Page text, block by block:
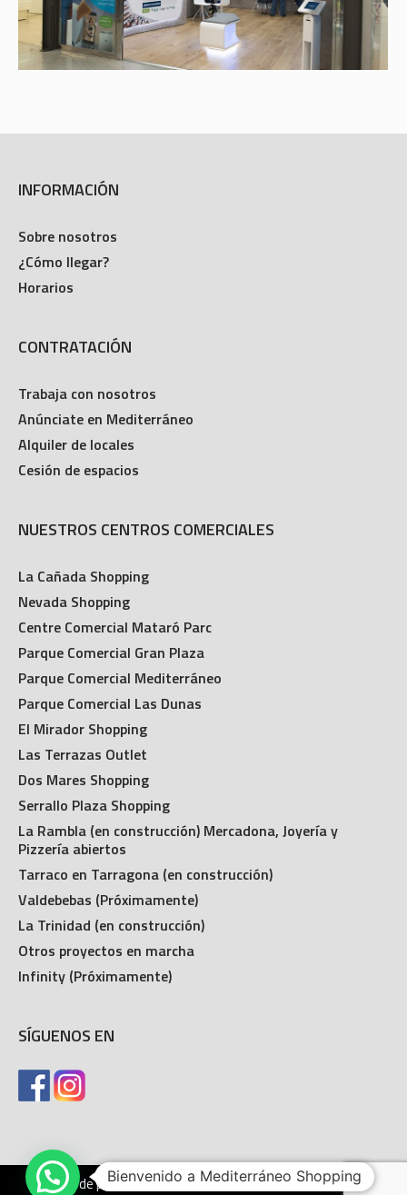
INFORMACIÓN
Sobre nosotros
¿Cómo llegar?
Horarios
CONTRATACIÓN
Trabaja con nosotros
Anúnciate en Mediterráneo
Alquiler de locales
Cesión de espacios
NUESTROS CENTROS COMERCIALES
La Cañada Shopping
Nevada Shopping
Centre Comercial Mataró Parc
Parque Comercial Gran Plaza
Parque Comercial Mediterráneo
Parque Comercial Las Dunas
El Mirador Shopping
Las Terrazas Outlet
Dos Mares Shopping
Serrallo Plaza Shopping
La Rambla (en construcción) Mercadona, Joyería y
Pizzería abiertos
Tarraco en Tarragona (en construcción)
Valdebebas (Próximamente)
La Trinidad (en construcción)
Otros proyectos en marcha
Infinity (Próximamente)
SÍGUENOS EN
Política de privacidad Aviso legal Política de cookies
Bienvenido a Mediterráneo Shopping